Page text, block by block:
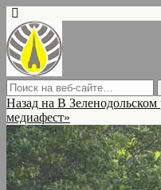
Назад на В
медиафест»